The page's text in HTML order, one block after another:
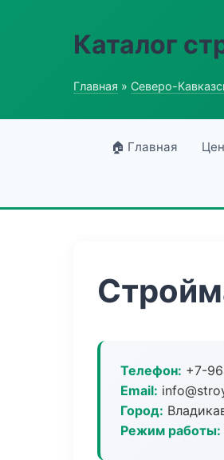
Каталог
Главная » Северо-
🏠 Главная
Телефон: +7-
Email:
Город:
Режим работы: